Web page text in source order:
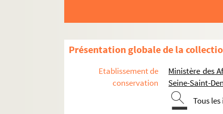
Présentation globale de la
Etablissement de
conservation
Ministère des
Seine-Saint-
Tous
Réceptions données par ou pour les
Réceptions données par le ministère des